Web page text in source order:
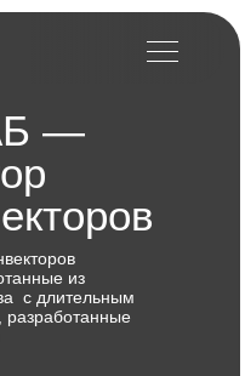
—
из
с длительным
разработанные